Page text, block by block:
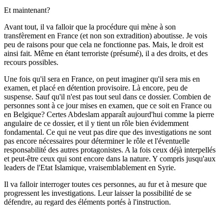
Et maintenant?
Avant tout, il va falloir que la procédure qui mène à son
transfèrement en France (et non son extradition) aboutisse. Je vois
peu de raisons pour que cela ne fonctionne pas. Mais, le droit est
ainsi fait. Même en étant terroriste (présumé), il a des droits, et des
recours possibles.
Une fois qu'il sera en France, on peut imaginer qu'il sera mis en
examen, et placé en détention provisoire. Là encore, peu de
suspense. Sauf qu'il n'est pas tout seul dans ce dossier. Combien de
personnes sont à ce jour mises en examen, que ce soit en France ou
en Belgique? Certes Abdeslam apparaît aujourd'hui comme la pierre
angulaire de ce dossier, et il y tient un rôle bien évidemment
fondamental. Ce qui ne veut pas dire que des investigations ne sont
pas encore nécessaires pour déterminer le rôle et l'éventuelle
responsabilité des autres protagonistes. A la fois ceux déjà interpellés
et peut-être ceux qui sont encore dans la nature. Y compris jusqu'aux
leaders de l'Etat Islamique, vraisemblablement en Syrie.
Il va falloir interroger toutes ces personnes, au fur et à mesure que
progressent les investigations. Leur laisser la possibilité de se
défendre, au regard des éléments portés à l'instruction.